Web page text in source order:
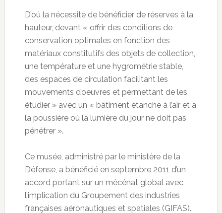
D’où la nécessité de bénéficier de réserves à la
hauteur, devant « offrir des conditions de
conservation optimales en fonction des
matériaux constitutifs des objets de collection,
une température et une hygrométrie stable,
des espaces de circulation facilitant les
mouvements d’oeuvres et permettant de les
étudier » avec un « bâtiment étanche à l’air et à
la poussière où la lumière du jour ne doit pas
pénétrer ».
Ce musée, administré par le ministère de la
Défense, a bénéficié en septembre 2011 d’un
accord portant sur un mécénat global avec
l’implication du Groupement des industries
françaises aéronautiques et spatiales (GIFAS).